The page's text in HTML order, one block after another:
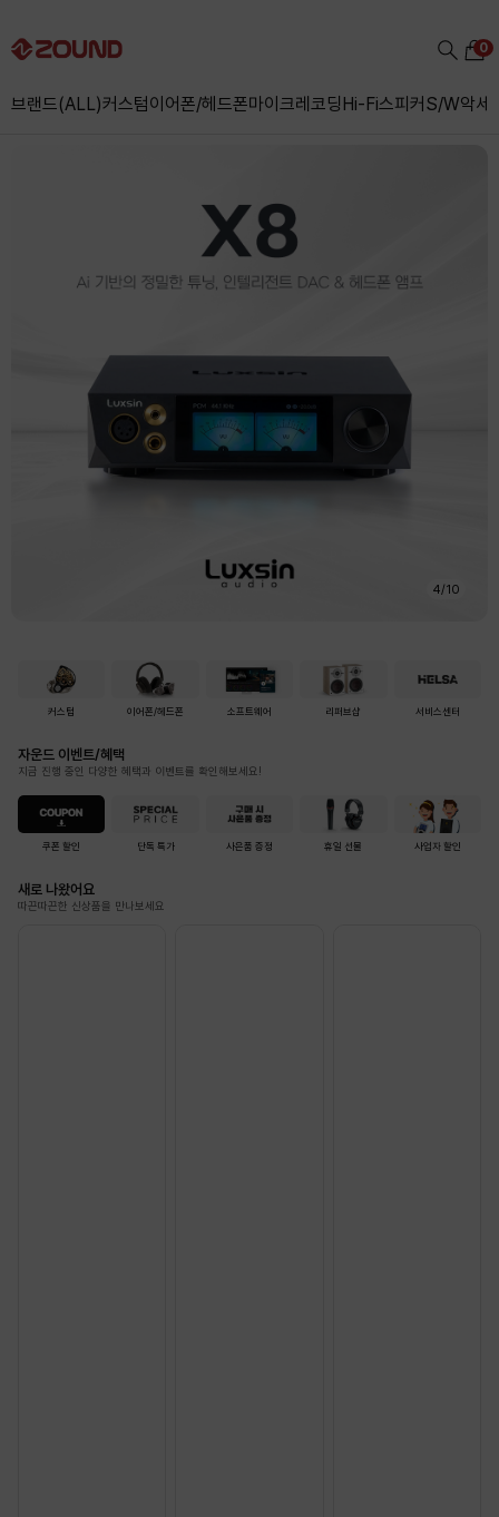
브랜드(ALL)커스텀이어폰/헤드폰마이크레코딩 Hi-Fi스피커 S/W악세
0
4/10
커스텀 이어폰/헤드폰 소프트웨어 리퍼브샵 서비스센터
자운드 이벤트/혜택
지금 진행 중인 다양한 혜택과 이벤트를 확인해보세요!
쿠폰 할인 단독 특가 사은품 증정 휴일 선물 사업자 할인
새로 나왔어요
따끈따끈한 신상품을 만나보세요